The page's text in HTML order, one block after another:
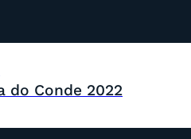
do Conde 2022